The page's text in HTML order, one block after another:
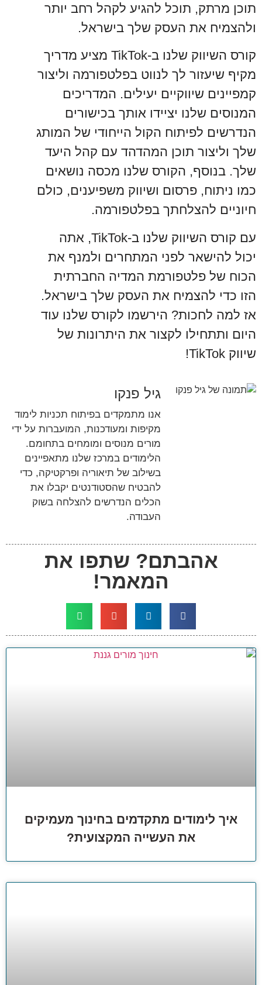
תוכן מרתק, תוכל להגיע לקהל רחב יותר
ולהצמיח את העסק שלך בישראל.
קורס השיווק שלנו ב-TikTok מציע מדריך
מקיף שיעזור לך לנווט בפלטפורמה וליצור
קמפיינים שיווקיים יעילים. המדריכים
המנוסים שלנו יציידו אותך בכישורים
הנדרשים לפיתוח הקול הייחודי של המותג
שלך וליצור תוכן המהדהד עם קהל היעד
שלך. בנוסף, הקורס שלנו מכסה נושאים
כמו ניתוח, פרסום ושיווק משפיענים, כולם
חיוניים להצלחתך בפלטפורמה.
עם קורס השיווק שלנו ב-TikTok, אתה
יכול להישאר לפני המתחרים ולמנף את
הכוח של פלטפורמת המדיה החברתית
הזו כדי להצמיח את העסק שלך בישראל.
אז למה לחכות? הירשמו לקורס שלנו עוד
היום ותתחילו לקצור את היתרונות של
שיווק TikTok!
גיל פנקו
אנו מתמקדים בפיתוח תכניות לימוד
מקיפות ומעודכנות, המועברות על ידי
מורים מנוסים ומומחים בתחומם.
הלימודים במרכז שלנו מתאפיינים
בשילוב של תיאוריה ופרקטיקה, כדי
להבטיח שהסטודנטים יקבלו את
הכלים הנדרשים להצלחה בשוק
העבודה.
אהבתם? שתפו את
המאמר!
איך לימודים מתקדמים בחינוך מעמיקים
את העשייה המקצועית?